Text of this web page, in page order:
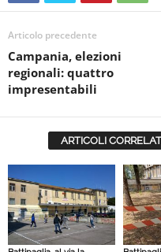
Articolo precedente
Campania, elezioni
regionali: quattro
impresentabili
ARTICOLI